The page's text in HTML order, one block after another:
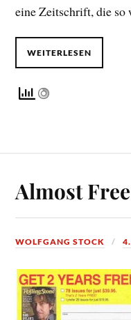
eine Zeitschrift, die so
WEITERLESEN
Almost
WOLFGANG STOCK